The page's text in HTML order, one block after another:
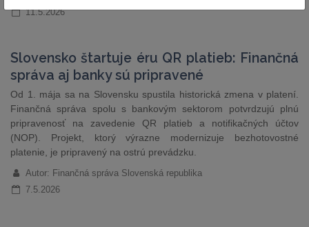
11.5.2026
Slovensko štartuje éru QR platieb: Finančná
správa aj banky sú pripravené
Od 1. mája sa na Slovensku spustila historická zmena v platení.
Finančná správa spolu s bankovým sektorom potvrdzujú plnú
pripravenosť na zavedenie QR platieb a notifikačných účtov
(NOP). Projekt, ktorý výrazne modernizuje bezhotovostné
platenie, je pripravený na ostrú prevádzku.
Autor: Finančná správa Slovenská republika
7.5.2026